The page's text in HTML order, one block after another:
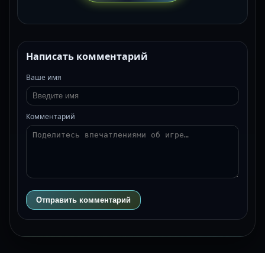
Написать комментарий
Ваше имя
Комментарий
Отправить комментарий